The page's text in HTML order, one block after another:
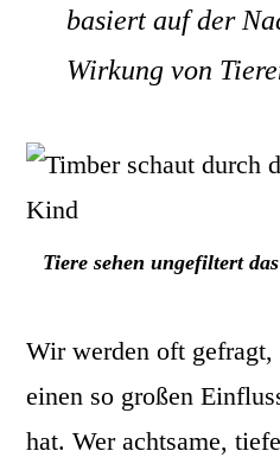
basiert auf der
Wirkung von
Tiere sehen ungefiltert
Wir werden oft
einen so großen
hat. Wer achtsame,